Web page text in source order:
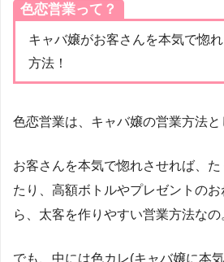
色恋営業って？
キャバ嬢がお客さんを本気で惚
方法！
色恋営業は、キャバ嬢の営業方法と
お客さんを本気で惚れさせれば、
たり、高額ボトルやプレゼントの
ら、太客を作りやすい営業方法なの
でも、中には色カレ(キャバ嬢に本